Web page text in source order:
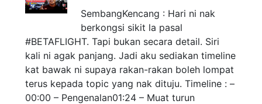
SembangKencang : Hari ni nak
berkongsi sikit la pasal
#BETAFLIGHT. Tapi bukan secara detail. Siri
kali ni agak panjang. Jadi aku sediakan timeline
kat bawak ni supaya rakan-rakan boleh lompat
terus kepada topic yang nak dituju. Timeline : –
00:00 – Pengenalan01:24 – Muat turun